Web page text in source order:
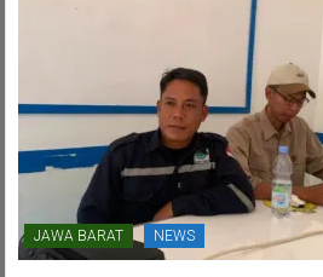
JAWA BARAT NEWS